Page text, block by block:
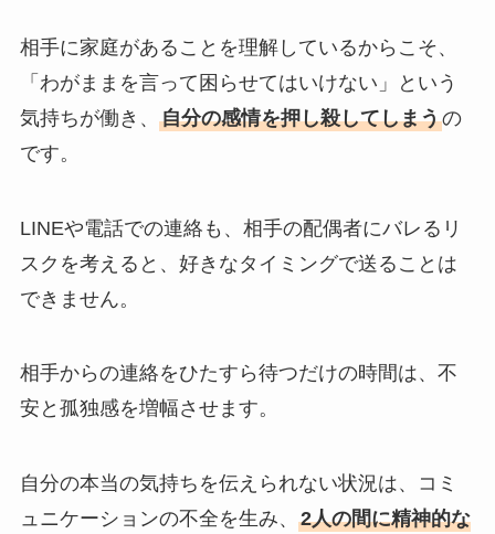
相手に家庭があることを理解しているからこそ、
「わがままを言って困らせてはいけない」という
気持ちが働き、 自分の感情を押し殺してしまうの
です。
LINEや電話での連絡も、相手の配偶者にバレるリ
スクを考えると、好きなタイミングで送ることは
できません。
相手からの連絡をひたすら待つだけの時間は、不
安と孤独感を増幅させます。
自分の本当の気持ちを伝えられない状況は、コミ
ュニケーションの不全を生み、 2人の間に精神的な